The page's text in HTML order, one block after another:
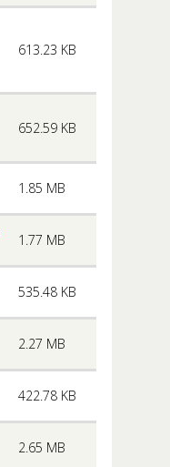
613.23 KB
652.59 KB
1.85 MB
1.77 MB
535.48 KB
2.27 MB
422.78 KB
2.65 MB